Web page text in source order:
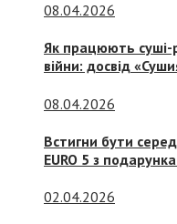
08.04.2026
Як працюють суші-
війни: досвід
08.04.2026
Встигни бути
EURO 5 з
02.04.2026